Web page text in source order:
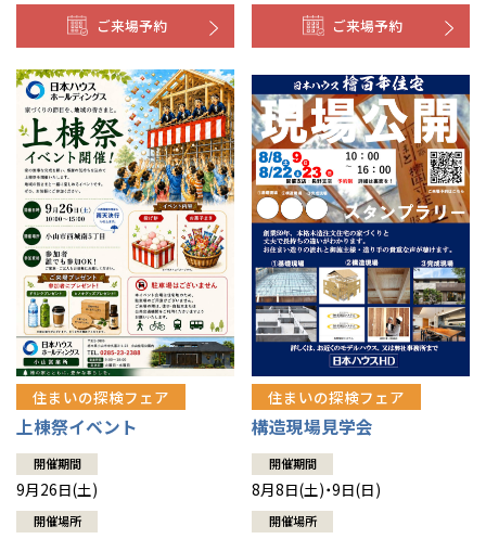
ご来場予約 ご来場予約
住まいの探検フェア
上棟祭イベント
開催期間
9月26日(土)
開催場所
住まいの探検フェア
構造現場見学会
開催期間
8月8日(土)・9日(日)
開催場所